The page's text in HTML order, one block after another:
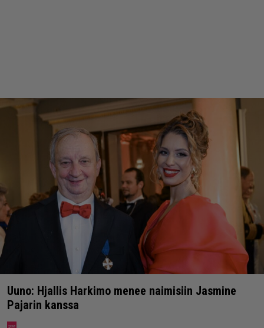
Uuno: Hjallis Harkimo menee naimisiin Jasmine
Pajarin kanssa